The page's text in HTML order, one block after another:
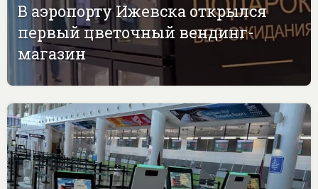
В аэропорту Ижевска открылся
первый цветочный вендинг-
магазин